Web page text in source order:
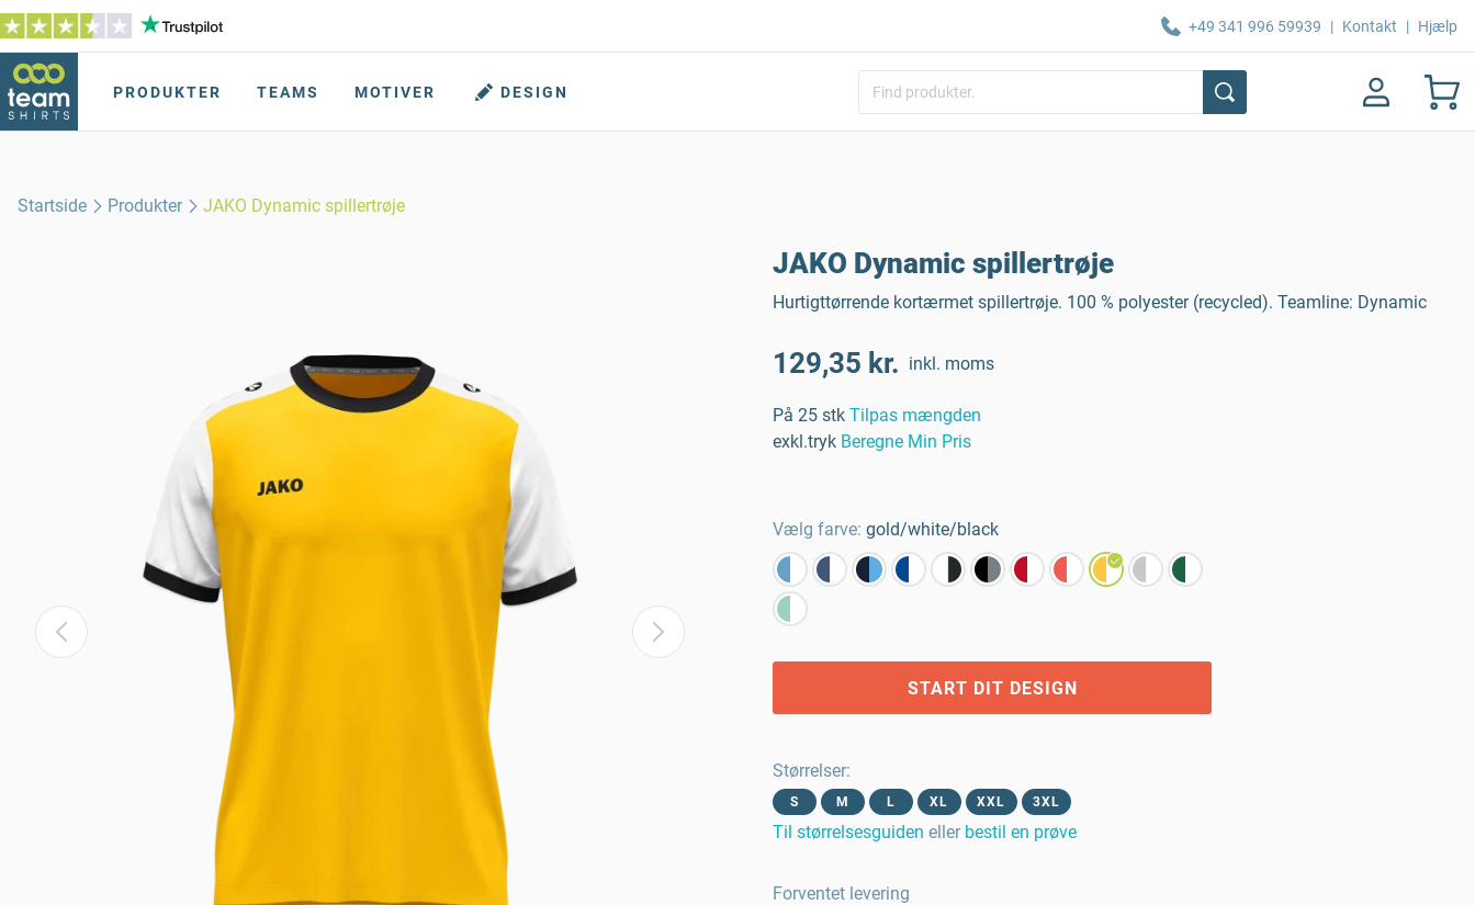
+49 341 996 59939 | Kontakt | Hjælp
PRODUKTER TEAMS MOTIVER DESIGN
Startside Produkter JAKO Dynamic spillertrøje
JAKO Dynamic spillertrøje
Hurtigttørrende kortærmet spillertrøje. 100 % polyester (recycled). Teamline: Dynamic
129,35 kr. inkl. moms
På 25 stk Tilpas mængden
exkl.tryk Beregne Min Pris
Vælg farve: gold/white/black
START DIT DESIGN
Størrelser:
S M L XL XXL 3XL
Til størrelsesguiden eller bestil en prøve
Forventet levering